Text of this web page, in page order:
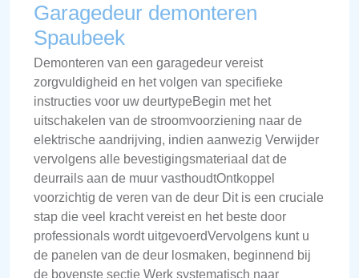
Garagedeur demonteren
Spaubeek
Demonteren van een garagedeur vereist
zorgvuldigheid en het volgen van specifieke
instructies voor uw deurtypeBegin met het
uitschakelen van de stroomvoorziening naar de
elektrische aandrijving, indien aanwezig Verwijder
vervolgens alle bevestigingsmateriaal dat de
deurrails aan de muur vasthoudtOntkoppel
voorzichtig de veren van de deur Dit is een cruciale
stap die veel kracht vereist en het beste door
professionals wordt uitgevoerdVervolgens kunt u
de panelen van de deur losmaken, beginnend bij
de bovenste sectie Werk systematisch naar